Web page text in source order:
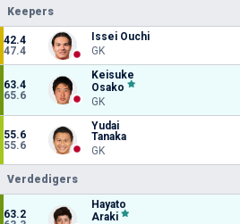
Keepers
42.4
47.4
Issei Ouchi
GK
63.4
65.6
Keisuke
Osako
GK
55.6
55.6
Yudai
Tanaka
GK
Verdedigers
63.2
Hayato
Araki